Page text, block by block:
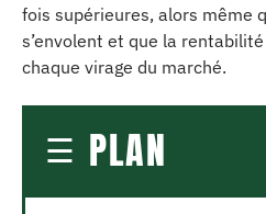
fois supérieures, alors même
s’envolent et que la
chaque virage du marché.
PLAN